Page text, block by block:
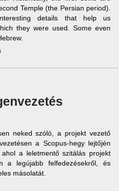
Temple (the Persian period).
details that help us
they were used. Some even
neked szóló, a projekt vezető
a Scopus-hegy lejtőjén
a leletmentő szitálás projekt
a legújabb felfedezésekről, és
másolatát.